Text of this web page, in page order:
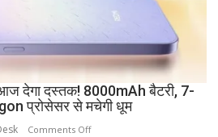
सिटीजन
को
मिल
रहा
ज्यादा
फायदा,
देगा दस्तक! 8000mAh बैटरी, 7-
प्रोसेसर से मचेगी धूम
Comments Offon